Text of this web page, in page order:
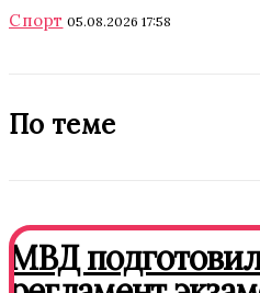
Спорт 05.08.2026 17:58
По теме
МВД